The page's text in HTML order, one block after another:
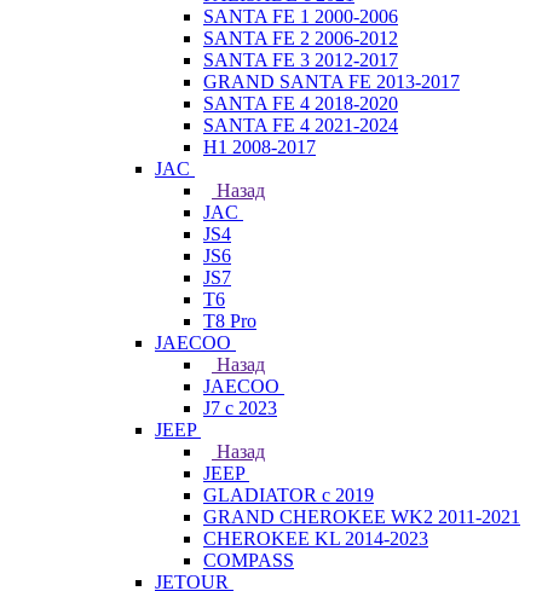
SANTA FE 1 2000-2006
SANTA FE 2 2006-2012
SANTA FE 3 2012-2017
GRAND SANTA FE 2013-2017
SANTA FE 4 2018-2020
SANTA FE 4 2021-2024
H1 2008-2017
JAC
Назад
JAC
JS4
JS6
JS7
T6
T8 Pro
JAECOO
Назад
JAECOO
J7 с 2023
JEEP
Назад
JEEP
GLADIATOR с 2019
GRAND CHEROKEE WK2 2011-2021
CHEROKEE KL 2014-2023
COMPASS
JETOUR